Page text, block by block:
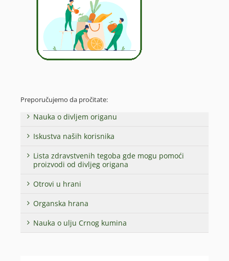
Preporučujemo da pročitate:
Nauka o divljem origanu
Iskustva naših korisnika
Lista zdravstvenih tegoba gde mogu pomoći
proizvodi od divljeg origana
Otrovi u hrani
Organska hrana
Nauka o ulju Crnog kumina